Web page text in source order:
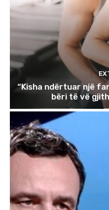
“Kisha ndërtuar një
bëri të vë